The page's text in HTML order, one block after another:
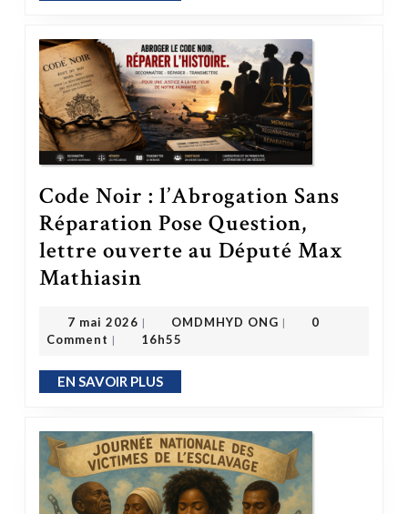
Code Noir : l’Abrogation Sans
Réparation Pose Question,
lettre ouverte au Député Max
Mathiasin
7 mai 2026 | OMDMHYD ONG |
0
Comment | 16h55
EN SAVOIR PLUSEN SAVOIR PLUS